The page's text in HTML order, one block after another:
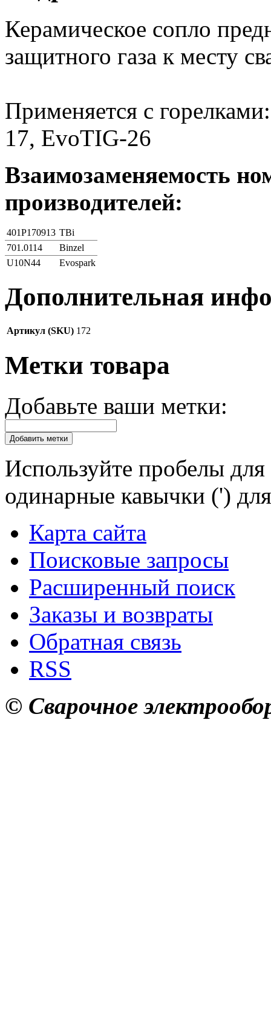
Керамическое сопло
защитного газа к месту
Применяется с
17, EvoTIG-26
Взаимозаменяемость
производителей:
401P170913 TBi
701.0114
Binzel
U10N44
Evospark
Дополнительная
Артикул (SKU) 172
Метки товара
Добавьте ваши метки:
Добавить метки
Используйте пробелы
одинарные кавычки (')
Карта сайта
Поисковые запросы
Расширенный поиск
Заказы и возвраты
Обратная связь
RSS
© Сварочное